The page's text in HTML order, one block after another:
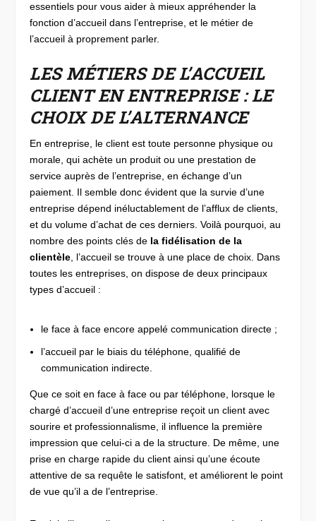
essentiels pour vous aider à mieux appréhender la
fonction d’accueil dans l’entreprise, et le métier de
l’accueil à proprement parler.
LES MÉTIERS DE L’ACCUEIL
CLIENT EN ENTREPRISE : LE
CHOIX DE L’ALTERNANCE
En entreprise, le client est toute personne physique ou
morale, qui achète un produit ou une prestation de
service auprès de l’entreprise, en échange d’un
paiement. Il semble donc évident que la survie d’une
entreprise dépend inéluctablement de l’afflux de clients,
et du volume d’achat de ces derniers. Voilà pourquoi, au
nombre des points clés de la fidélisation de la
clientèle, l’accueil se trouve à une place de choix. Dans
toutes les entreprises, on dispose de deux principaux
types d’accueil :
le face à face encore appelé communication directe ;
l’accueil par le biais du téléphone, qualifié de
communication indirecte.
Que ce soit en face à face ou par téléphone, lorsque le
chargé d’accueil d’une entreprise reçoit un client avec
sourire et professionnalisme, il influence la première
impression que celui-ci a de la structure. De même, une
prise en charge rapide du client ainsi qu’une écoute
attentive de sa requête le satisfont, et améliorent le point
de vue qu’il a de l’entreprise.